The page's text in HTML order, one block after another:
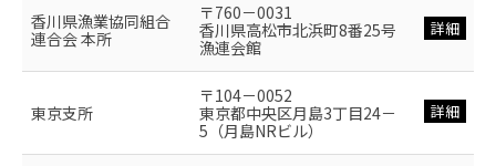
香川県漁業協同組合
連合会 本所
〒760－0031
香川県高松市北浜町8番25号
漁連会館
詳細
東京支所
〒104－0052
東京都中央区月島3丁目24－
5（月島NRビル）
詳細